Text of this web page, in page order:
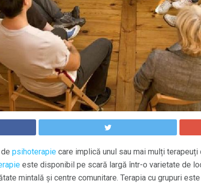
psihoterapie care implică unul sau mai mulți
este disponibil pe scară largă într-o varietate de
mintală și centre comunitare. Terapia cu grupuri